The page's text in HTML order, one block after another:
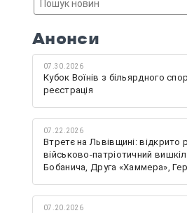
Анонси
07.30.2026
Кубок Воїнів з більярдного
реєстрація
07.22.2026
Втретє на Львівщині: відкрито
військово-патріотичний
Бобанича, Друга «Хаммера»,
07.20.2026